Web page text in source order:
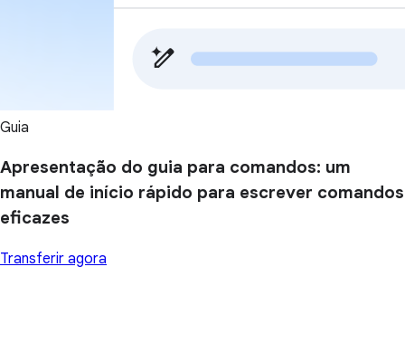
Guia
Apresentação do guia para comandos: um
manual de início rápido para escrever comandos
eficazes
Transferir agora